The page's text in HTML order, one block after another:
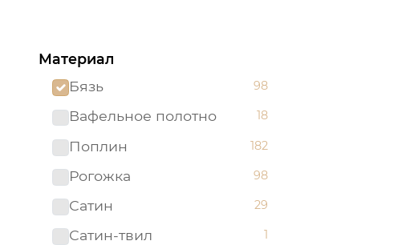
Рогожка 150 см.
Сатин 220 см 19
Сатин 220 см.
гладкокрашенный
9
Сатин-твил 220 см 1
Материал
Бязь
98
Вафельное полотно 18
Поплин 182
Рогожка 98
Сатин 29
Сатин-твил 1